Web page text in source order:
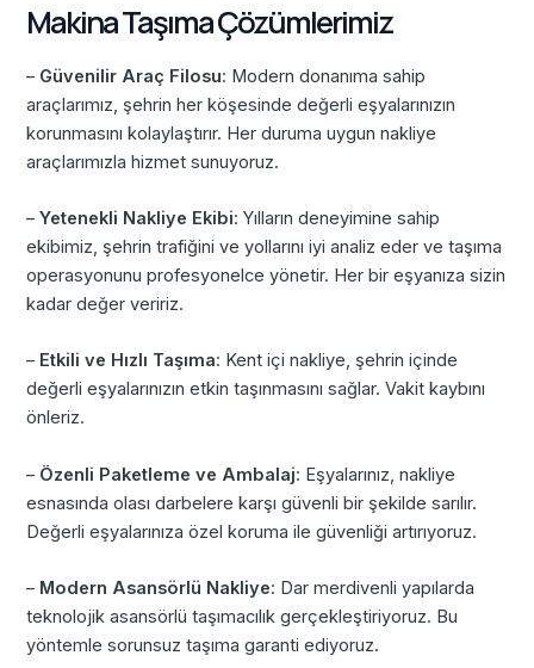
Makina Taşıma Çözümlerimiz
– Güvenilir Araç Filosu: Modern donanıma sahip
araçlarımız, şehrin her köşesinde değerli eşyalarınızın
korunmasını kolaylaştırır. Her duruma uygun nakliye
araçlarımızla hizmet sunuyoruz.
–Yetenekli Nakliye Ekibi: Yılların deneyimine sahip
ekibimiz, şehrin trafiğini ve yollarını iyi analiz eder ve taşıma
operasyonunu profesyonelce yönetir. Her bir eşyanıza sizin
kadar değer veririz.
– Etkili ve Hızlı Taşıma: Kent içi nakliye, şehrin içinde
değerli eşyalarınızın etkin taşınmasını sağlar. Vakit kaybını
önleriz.
– Özenli Paketleme ve Ambalaj: Eşyalarınız, nakliye
esnasında olası darbelere karşı güvenli bir şekilde sarılır.
Değerli eşyalarınıza özel koruma ile güvenliği artırıyoruz.
– Modern Asansörlü Nakliye: Dar merdivenli yapılarda
teknolojik asansörlü taşımacılık gerçekleştiriyoruz. Bu
yöntemle sorunsuz taşıma garanti ediyoruz.